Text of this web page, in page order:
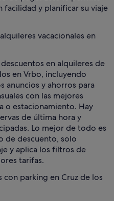
y planificar su viaje
vacacionales en
en alquileres de
en Vrbo, incluyendo
anuncios y ahorros para
con las mejores
o estacionamiento. Hay
de última hora y
Lo mejor de todo es
de descuento, solo
y aplica los filtros de
tarifas.
con parking en Cruz de los